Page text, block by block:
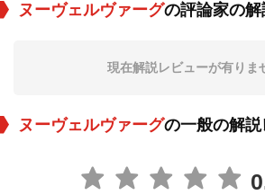
役：Phuong Maittret 役：
ヌーヴェルヴァーグの評論家の
現在解説レビューが有りま
ヌーヴェルヴァーグの一般の解説